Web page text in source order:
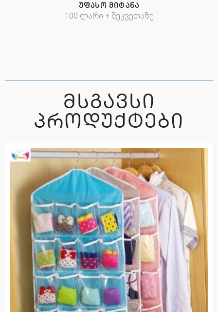
ᲣᲤᲐᲡᲝ ᲛᲘᲢᲐᲜᲐ
100 ლარი + შეკვეთაზე
ᲛᲡᲒᲐᲕᲡᲘ
ᲞᲠᲝᲓᲣᲥᲢᲔᲑᲘ